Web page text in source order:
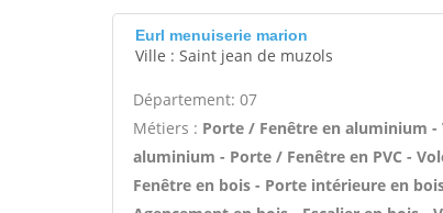
Eurl menuiserie marion
Ville : Saint jean de muzols
Département: 07
Métiers : Porte / Fenêtre en aluminium
aluminium - Porte / Fenêtre en PVC -
Fenêtre en bois - Porte intérieure en